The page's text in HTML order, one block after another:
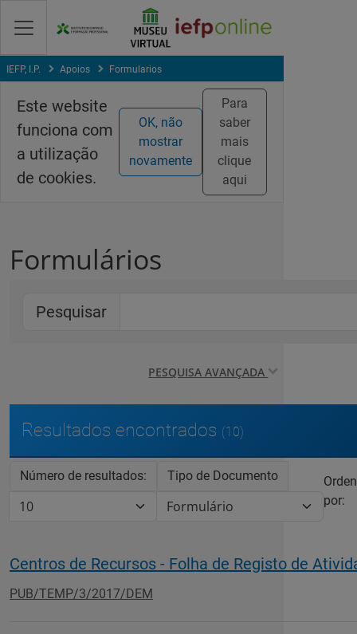
to
Content
IEFP, I.P. Apoios Formularios
Este website
funciona com
a utilização
de cookies.
OK, não
mostrar
novamente
Para
saber
mais
clique
aqui
Formulários
Pesquisar
PESQUISA AVANÇADA
Resultados encontrados (10)
Número de resultados: Tipo de Documento
por:
Centros de Recursos - Folha de Registo de
PUB/TEMP/3/2017/DEM